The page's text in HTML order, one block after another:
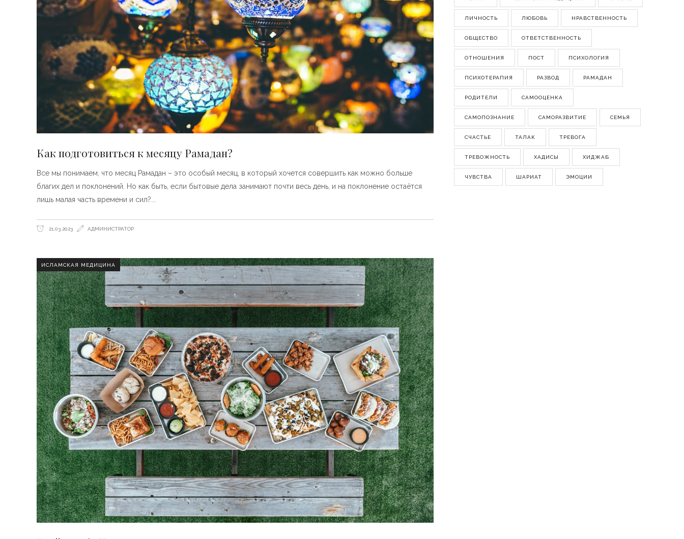
Как подготовиться к месяцу Рамадан?
Все мы понимаем, что месяц Рамадан – это особый месяц, в который хочется совершить как можно больше
благих дел и поклонений. Но как быть, если бытовые дела занимают почти весь день, и на поклонение остаётся
лишь малая часть времени и сил?
21.03.2023 АДМИНИСТРАТОР
ИСЛАМСКАЯ МЕДИЦИНА
ЛИЧНОСТЬ ЛЮБОВЬ НРАВСТВЕННОСТЬ
ОБЩЕСТВО ОТВЕТСТВЕННОСТЬ
ОТНОШЕНИЯ ПОСТ ПСИХОЛОГИЯ
ПСИХОТЕРАПИЯ РАЗВОД РАМАДАН
РОДИТЕЛИ САМООЦЕНКА
САМОПОЗНАНИЕ САМОРАЗВИТИЕ СЕМЬЯ
СЧАСТЬЕ ТАЛАК ТРЕВОГА
ТРЕВОЖНОСТЬ ХАДИСЫ ХИДЖАБ
ЧУВСТВА ШАРИАТ ЭМОЦИИ